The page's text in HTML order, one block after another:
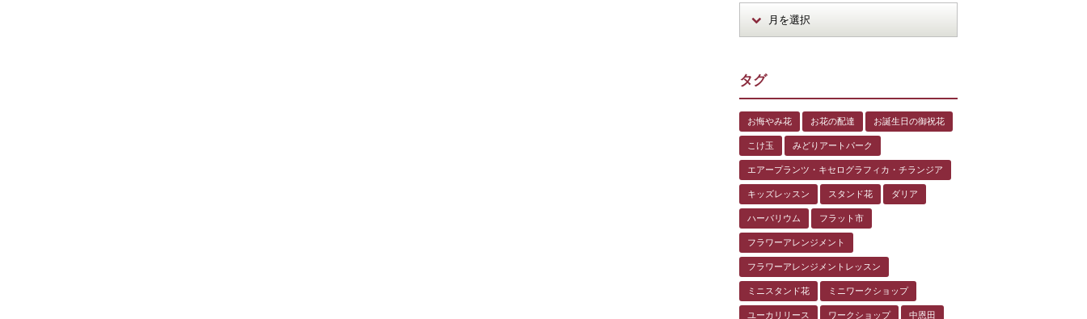
タグ
お悔やみ花 お花の配達 お誕生日の御祝花
こけ玉 みどりアートパーク
エアープランツ・キセログラフィカ・チランジア
キッズレッスン スタンド花 ダリア
ハーバリウム フラット市
フラワーアレンジメント
フラワーアレンジメントレッスン
ミニスタンド花 ミニワークショップ
ユーカリリース ワークショップ 中恩田